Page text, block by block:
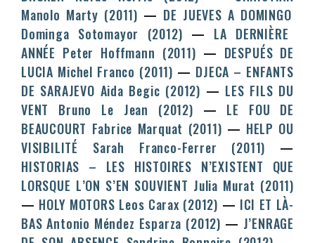
Manolo Marty (2011)
DE JUEVES A DOMINGO
Dominga Sotomayor (2012)
LA DERNIÈRE
ANNÉE Peter Hoffmann (2011)
DESPUÉS DE
LUCIA Michel Franco (2011)
DJECA – ENFANTS
DE SARAJEVO Aida Begic (2012)
LES FILS DU
VENT Bruno Le Jean (2012)
LE FOU DE
BEAUCOURT Fabrice Marquat (2011)
HELP OU
VISIBILITÉ Sarah Franco-Ferrer (2011)
HISTORIAS – LES HISTOIRES N’EXISTENT QUE
LORSQUE L’ON S’EN SOUVIENT Julia Murat (2011)
HOLY MOTORS Leos Carax(2012)
ICI ET LÀ-
BAS Antonio Méndez Esparza (2012)
J’ENRAGE